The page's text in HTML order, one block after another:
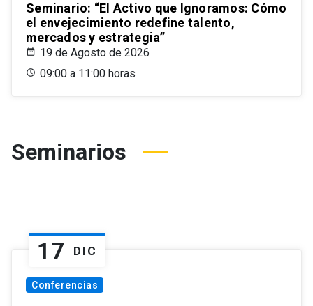
Seminario: “El Activo que Ignoramos: Cómo
el envejecimiento redefine talento,
mercados y estrategia”
19 de Agosto de 2026
09:00 a 11:00 horas
Seminarios
17 DIC
Conferencias